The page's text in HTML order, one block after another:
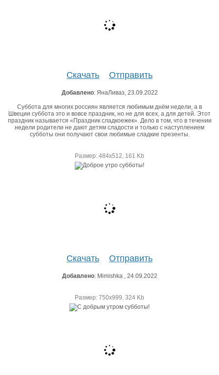
Скачать Отправить
Добавлено: ЯнаЛиваз, 23.09.2022
Суббота для многих россиян является любимым днём недели, а в
Швеции суббота это и вовсе праздник, но не для всех, а для детей. Этот
праздник называется «Праздник сладкоежек». Дело в том, что в течении
недели родители не дают детям сладости и только с наступлением
субботы они получают свои любимые сладкие презенты.
Размер: 484х512, 161 Kb
Скачать Отправить
Добавлено: Mimishka , 24.09.2022
Размер: 750х999, 324 Kb